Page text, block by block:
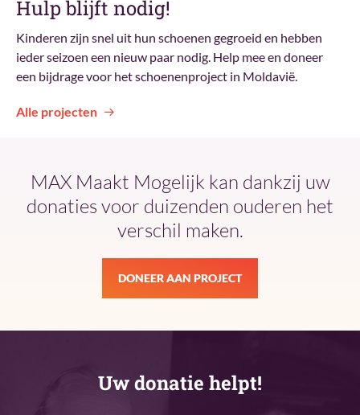
Hulp blijft nodig!
Kinderen zijn snel uit hun schoenen gegroeid en hebben
ieder seizoen een nieuw paar nodig. Help mee en doneer
een bijdrage voor het schoenenproject in Moldavië.
Alle projecten
MAX Maakt Mogelijk kan dankzij uw
donaties voor duizenden ouderen het
verschil maken.
DONEER AAN PROJECT
Uw donatie helpt!